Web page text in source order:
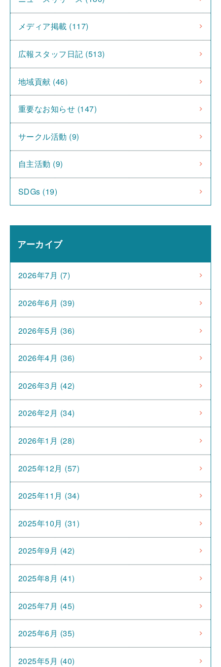
メディア掲載 (117)
広報スタッフ日記 (513)
地域貢献 (46)
重要なお知らせ (147)
サークル活動 (9)
自主活動 (9)
SDGs (19)
アーカイブ
2026年7月 (7)
2026年6月 (39)
2026年5月 (36)
2026年4月 (36)
2026年3月 (42)
2026年2月 (34)
2026年1月 (28)
2025年12月 (57)
2025年11月 (34)
2025年10月 (31)
2025年9月 (42)
2025年8月 (41)
2025年7月 (45)
2025年6月 (35)
2025年5月 (40)